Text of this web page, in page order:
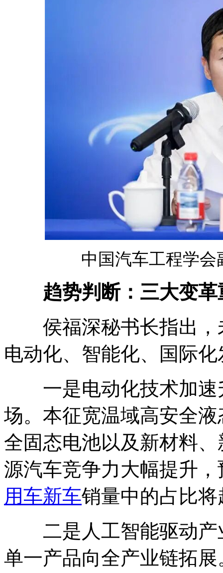
中国汽车工程学
趋势判断：三大变革
侯福深秘书长指出，
电动化、智能化、国际
一是电动化技术加速
场。本征宽温域高安全
全固态电池以及新材料
源汽车竞争力大幅提升
用车新车销量中的占比将
二是人工智能驱动产
单一产品向全产业链拓